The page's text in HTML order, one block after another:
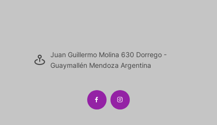
Juan Guillermo Molina 630 Dorrego -
Guaymallén Mendoza Argentina